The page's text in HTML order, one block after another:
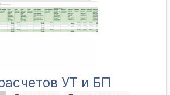
УТ и БП